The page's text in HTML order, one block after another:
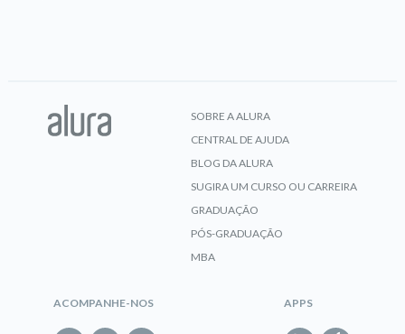
Domine o editor de planilhas mais famoso
SOBRE A ALURA
CENTRAL DE AJUDA
BLOG DA ALURA
SUGIRA UM CURSO OU CARREIRA
GRADUAÇÃO
PÓS-GRADUAÇÃO
MBA
ACOMPANHE-NOS APPS